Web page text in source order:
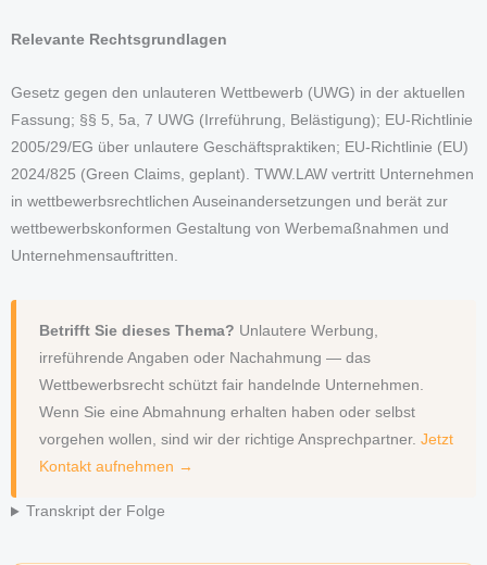
Relevante Rechtsgrundlagen
Gesetz gegen den unlauteren Wettbewerb (UWG) in der aktuellen
Fassung; §§ 5, 5a, 7 UWG (Irreführung, Belästigung); EU-Richtlinie
2005/29/EG über unlautere Geschäftspraktiken; EU-Richtlinie (EU)
2024/825 (Green Claims, geplant). TWW.LAW vertritt Unternehmen
in wettbewerbsrechtlichen Auseinandersetzungen und berät zur
wettbewerbskonformen Gestaltung von Werbemaßnahmen und
Unternehmensauftritten.
Betrifft Sie dieses Thema? Unlautere Werbung,
irreführende Angaben oder Nachahmung — das
Wettbewerbsrecht schützt fair handelnde Unternehmen.
Wenn Sie eine Abmahnung erhalten haben oder selbst
vorgehen wollen, sind wir der richtige Ansprechpartner. Jetzt
Kontakt aufnehmen →
Transkript der Folge